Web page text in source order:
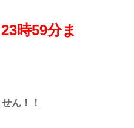
時59分ま
ん！！